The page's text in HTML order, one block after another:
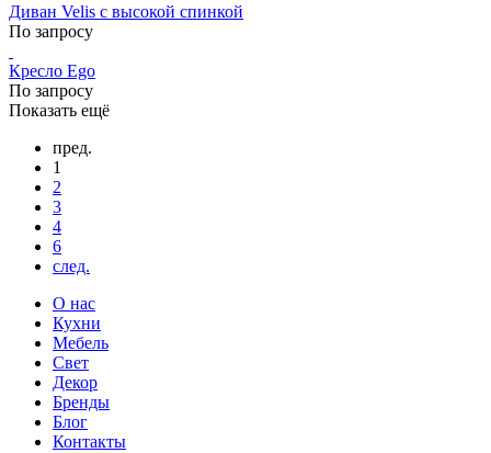
Диван Velis с высокой спинкой
По запросу
Кресло Ego
По запросу
Показать ещё
пред.
1
2
3
4
6
след.
О нас
Кухни
Мебель
Свет
Декор
Бренды
Блог
Контакты